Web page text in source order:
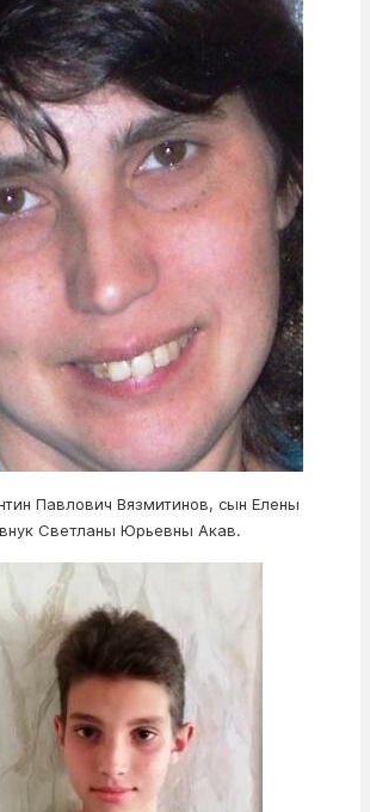
Павлович Вязмитинов, сын Елены
Светланы Юрьевны Акав.